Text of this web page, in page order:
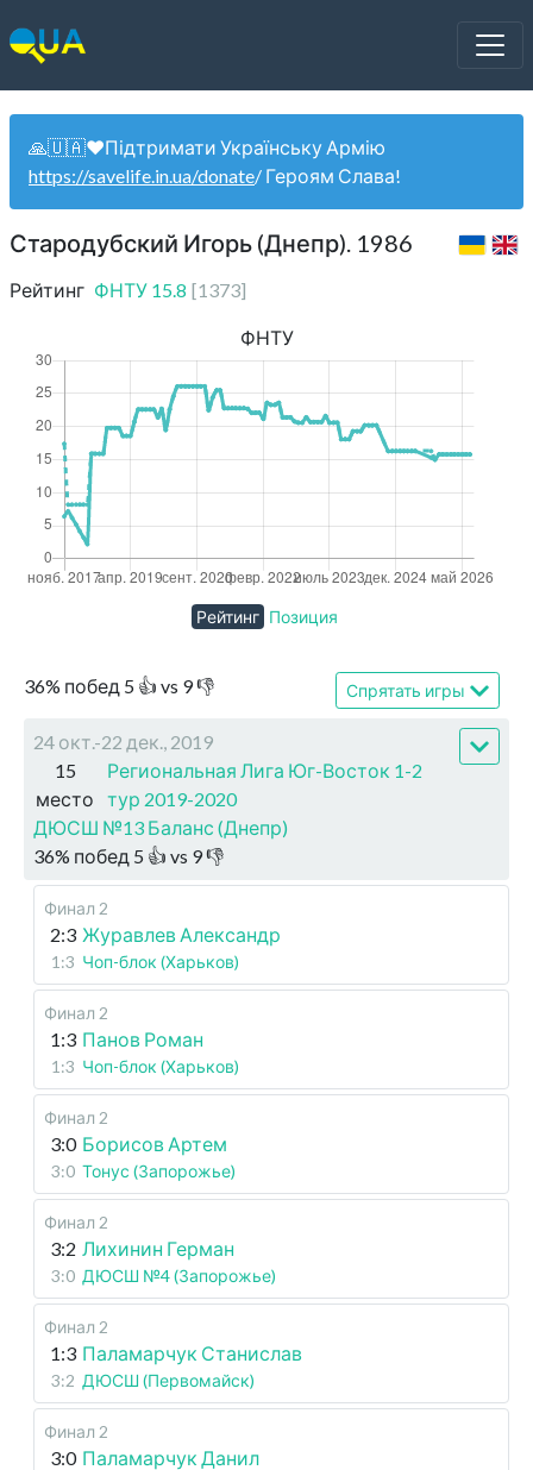
🙏🇺🇦❤️Підтримати Українську Армію
https://savelife.in.ua/donate/ Героям Слава!
Стародубский Игорь (Днепр). 1986
Рейтинг ФНТУ 15.8 [1373]
36% побед 5 👍 vs 9👎 Спрятать игры
24 окт.-22 дек., 2019
15
место
Региональная Лига Юг-Восток 1-2
тур 2019-2020
ДЮСШ №13 Баланс (Днепр)
36% побед 5 👍 vs 9👎
Финал 2
2:3 Журавлев Александр
1:3 Чоп-блок (Харьков)
Финал 2
1:3 Панов Роман
1:3 Чоп-блок (Харьков)
Финал 2
3:0 Борисов Артем
3:0 Тонус (Запорожье)
Финал 2
3:2 Лихинин Герман
3:0 ДЮСШ №4 (Запорожье)
Финал 2
1:3 Паламарчук Станислав
3:2 ДЮСШ (Первомайск)
Финал 2
3:0 Паламарчук Данил
ФНТУ
Рейтинг Позиция